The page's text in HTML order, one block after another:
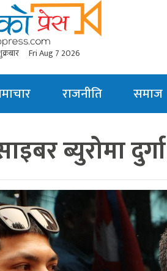
Fri Aug 7 2026
राजनीति समाज
ब्युरोमा